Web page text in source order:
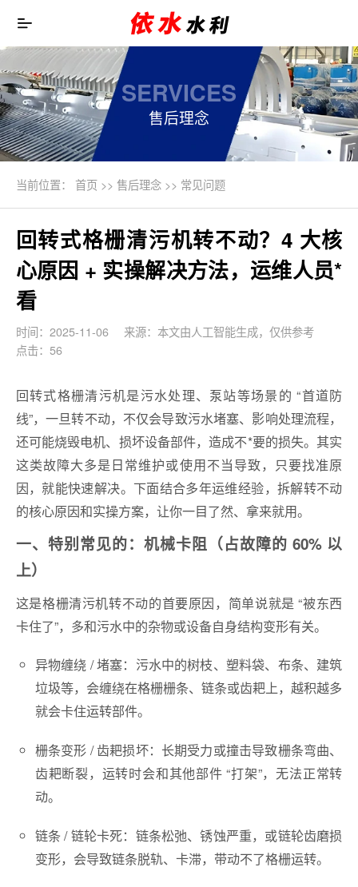
SERVICES
售后理念
当前位置： 首页>> 售后理念>> 常见问题
回转式格栅清污机转不动？4 大核
心原因 + 实操解决方法，运维人员*
看
时间：2025-11-06
来源：本文由人工智能生成，仅供参考
点击：56
回转式格栅清污机是污水处理、泵站等场景的 “首道防
线”，一旦转不动，不仅会导致污水堵塞、影响处理流程，
还可能烧毁电机、损坏设备部件，造成不*要的损失。其实
这类故障大多是日常维护或使用不当导致，只要找准原
因，就能快速解决。下面结合多年运维经验，拆解转不动
的核心原因和实操方案，让你一目了然、拿来就用。
一、特别常见的：机械卡阻（占故障的 60% 以
上）
这是格栅清污机转不动的首要原因，简单说就是 “被东西
卡住了”，多和污水中的杂物或设备自身结构变形有关。
异物缠绕 / 堵塞：污水中的树枝、塑料袋、布条、建筑
垃圾等，会缠绕在格栅栅条、链条或齿耙上，越积越多
就会卡住运转部件。
栅条变形 / 齿耙损坏：长期受力或撞击导致栅条弯曲、
齿耙断裂，运转时会和其他部件 “打架”，无法正常转
动。
链条 / 链轮卡死：链条松弛、锈蚀严重，或链轮齿磨损
变形，会导致链条脱轨、卡滞，带动不了格栅运转。